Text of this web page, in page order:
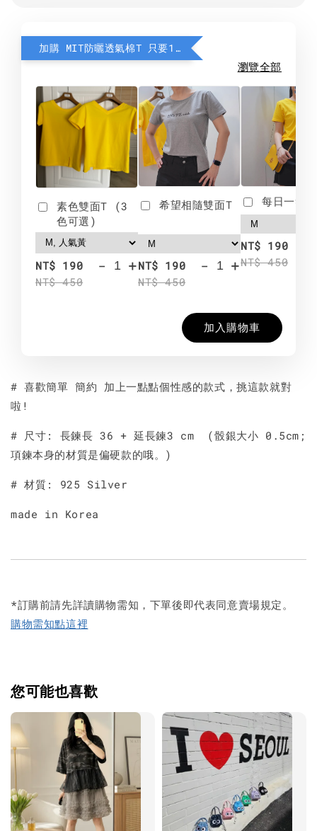
加購 MIT防曬透氣棉T 只要190元
瀏覽全部
素色雙面T (3
色可選)
NT$ 190
NT$ 450
- +
希望相隨雙面T
NT$ 190
NT$ 450
- +
每日一笑
NT$ 190
NT$ 450
加入購物車
# 喜歡簡單 簡約 加上一點點個性感的款式，挑這款就對
啦!
# 尺寸: 長鍊長 36 + 延長鍊3 cm (骰銀大小 0.5cm;
項鍊本身的材質是偏硬款的哦。)
# 材質: 925 Silver
made in Korea
*訂購前請先詳讀購物需知，下單後即代表同意賣場規定。
購物需知點這裡
您可能也喜歡